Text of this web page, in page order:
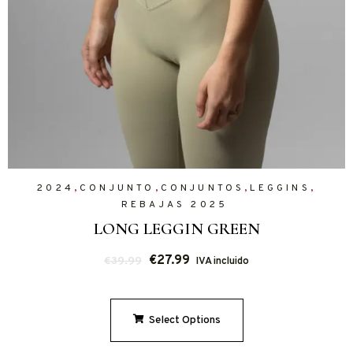
2024 , CONJUNTO , CONJUNTOS ,LEGGINS ,
REBAJAS 2025
LONG LEGGIN GREEN
€39.99 €27.99 IVA incluido
Select Options